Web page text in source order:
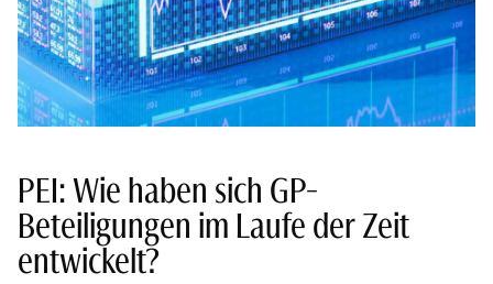
PEI: Wie haben sich GP-
Beteiligungen im Laufe der Zeit
entwickelt?